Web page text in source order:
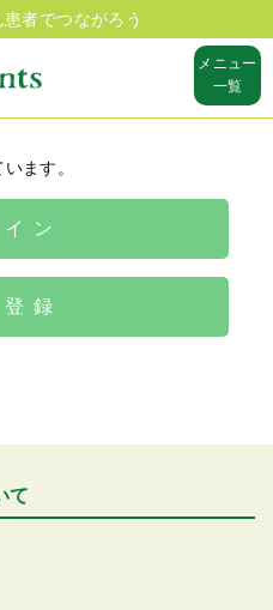
者でつながろう
メニュー
一覧
ます。
ン
録
て